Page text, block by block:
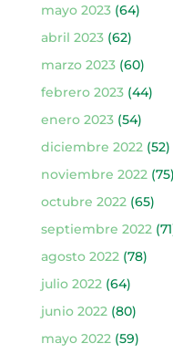
mayo 2023(64)
abril 2023(62)
marzo 2023(60)
febrero 2023(44)
enero 2023(54)
diciembre 2022(52)
noviembre 2022(75)
octubre 2022(65)
septiembre 2022
agosto 2022(78)
julio 2022(64)
junio 2022(80)
mayo 2022(59)